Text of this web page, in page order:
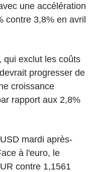
une accélération
contre 3,8% en avril
qui exclut les coûts
progresser de
croissance
rapport aux 2,8%
mardi après-
à l'euro, le
contre 1,1561